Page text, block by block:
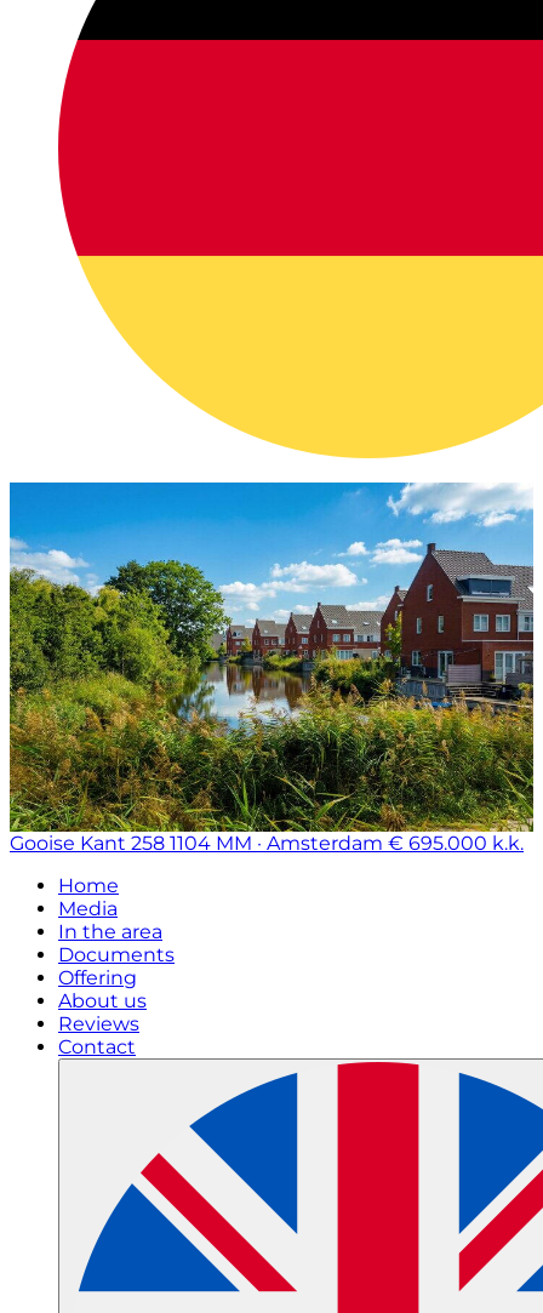
Gooise Kant 258 1104 MM · Amsterdam € 695.000 k.k.
Home
Media
In the area
Documents
Offering
About us
Reviews
Contact